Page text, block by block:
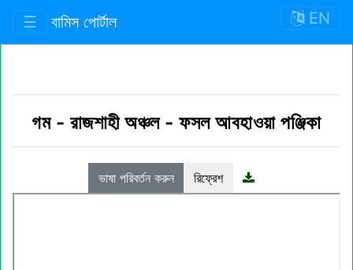
☰ বামিস পোর্টাল EN
গম - রাজশাহী অঞ্চল-ফসল আবহাওয়া পঞ্জিকা
ভাষা পরিবর্তন করুন রিফ্রেশ